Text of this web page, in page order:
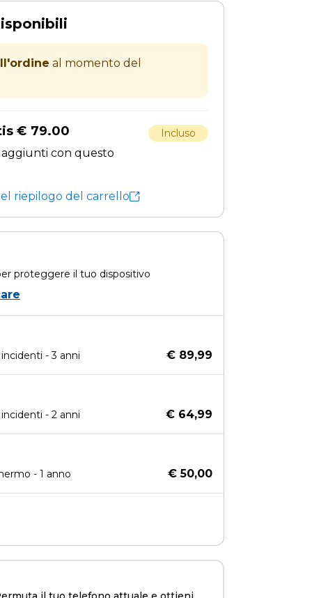
al momento del
€ 79.00
con questo
Incluso
riepilogo del carrello
proteggere il tuo dispositivo
- 3 anni € 89,99
- 2 anni € 64,99
- 1 anno € 50,00